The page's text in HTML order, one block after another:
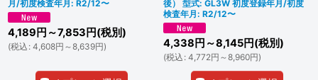
月/初度検査年月: R2/12〜
4,189 円 ～7,853 円(税別)
(税込 : 4,608円 ～8,639円)
後） 型式: GL3W 初度登録年月/初度
検査年月: R2/12〜
4,338 円 ～8,145円(税別)
(税込 : 4,772円 ～8,960円)